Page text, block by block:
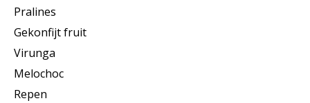
Pralines
Gekonfijt fruit
Virunga
Melochoc
Repen